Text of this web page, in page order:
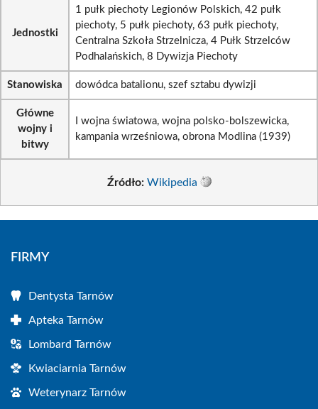
Jednostki
1 pułk piechoty Legionów Polskich, 42 pułk
piechoty, 5 pułk piechoty, 63 pułk piechoty,
Centralna Szkoła Strzelnicza, 4 Pułk Strzelców
Podhalańskich, 8 Dywizja Piechoty
Stanowiska dowódca batalionu, szef sztabu dywizji
Główne
wojny i
bitwy
I wojna światowa, wojna polsko-bolszewicka,
kampania wrześniowa, obrona Modlina (1939)
Źródło: Wikipedia
FIRMY
Dentysta Tarnów
Apteka Tarnów
Lombard Tarnów
Kwiaciarnia Tarnów
Weterynarz Tarnów